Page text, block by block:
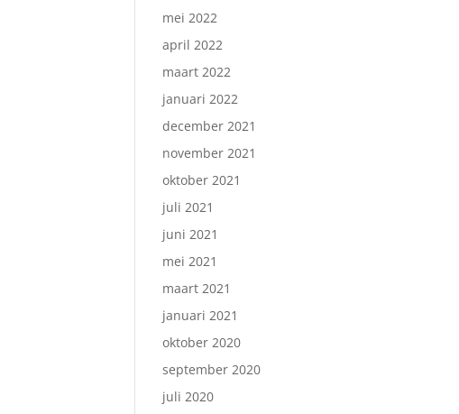
mei 2022
april 2022
maart 2022
januari 2022
december 2021
november 2021
oktober 2021
juli 2021
juni 2021
mei 2021
maart 2021
januari 2021
oktober 2020
september 2020
juli 2020